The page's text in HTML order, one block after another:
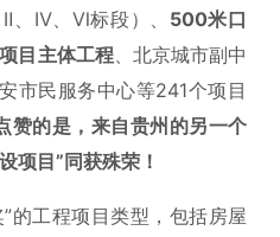
Ⅱ、Ⅳ、Ⅵ标段）、 500米口
目主体工程、北京城市副中
市民服务中心等241个项目
赞的是，来自贵州的另一个
目”同获殊荣！
的工程项目类型，包括房屋